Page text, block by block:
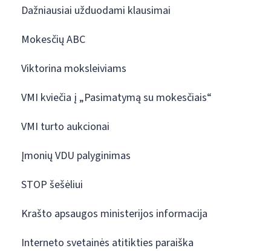
Dažniausiai užduodami klausimai
Mokesčių ABC
Viktorina moksleiviams
VMI kviečia į „Pasimatymą su mokesčiais“
VMI turto aukcionai
Įmonių VDU palyginimas
STOP šešėliui
Krašto apsaugos ministerijos informacija
Interneto svetainės atitikties paraiška